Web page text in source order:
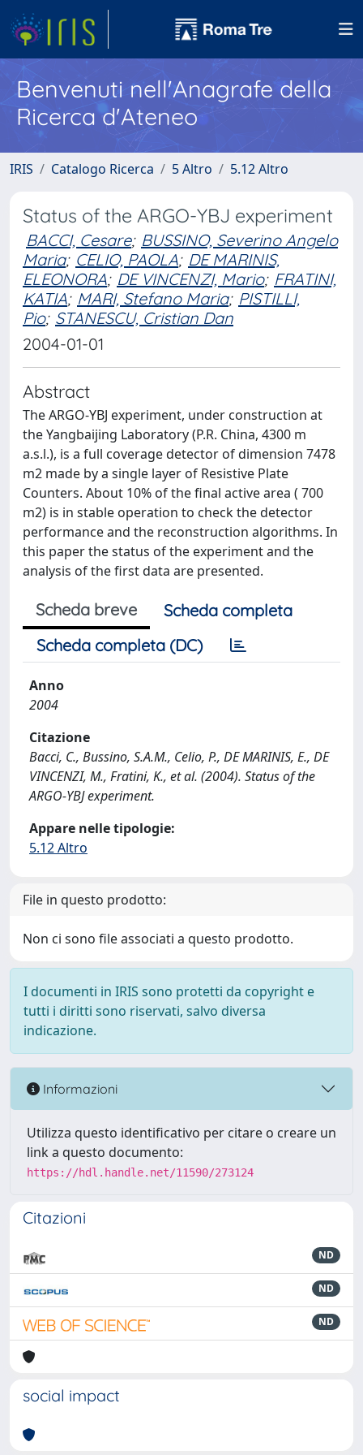
Benvenuti nell'Anagrafe della
Ricerca d'Ateneo
IRIS Catalogo Ricerca 5 Altro 5.12 Altro
Status of the ARGO-YBJ experiment
BACCI, Cesare; BUSSINO, Severino Angelo
Maria; CELIO, PAOLA; DE MARINIS,
ELEONORA; DE VINCENZI, Mario; FRATINI,
KATIA; MARI, Stefano Maria; PISTILLI,
Pio; STANESCU, Cristian Dan
2004-01-01
Abstract
The ARGO-YBJ experiment, under construction at
the Yangbaijing Laboratory (P.R. China, 4300 m
a.s.l.), is a full coverage detector of dimension 7478
m2 made by a single layer of Resistive Plate
Counters. About 10% of the final active area ( 700
m2) is in stable operation to check the detector
performance and the reconstruction algorithms. In
this paper the status of the experiment and the
analysis of the first data are presented.
Scheda breve
Scheda completa
Scheda completa (DC)
Anno
2004
Citazione
Bacci, C., Bussino, S.A.M., Celio, P., DE MARINIS, E., DE
VINCENZI, M., Fratini, K., et al. (2004). Status of the
ARGO-YBJ experiment.
Appare nelle tipologie:
5.12 Altro
File in questo prodotto:
Non ci sono file associati a questo prodotto.
I documenti in IRIS sono protetti da copyright e
tutti i diritti sono riservati, salvo diversa
indicazione.
Informazioni
Utilizza questo identificativo per citare o creare un
link a questo documento:
https://hdl.handle.net/11590/273124
Citazioni
ND
ND
ND
social impact